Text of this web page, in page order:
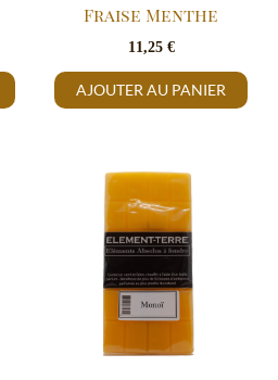
Fraise Menthe
11,25 €
AJOUTER AU PANIER